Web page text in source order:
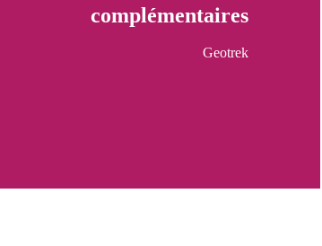
complémentaires
Geotrek